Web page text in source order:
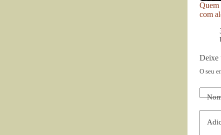
Quem
com
Deixe
O seu